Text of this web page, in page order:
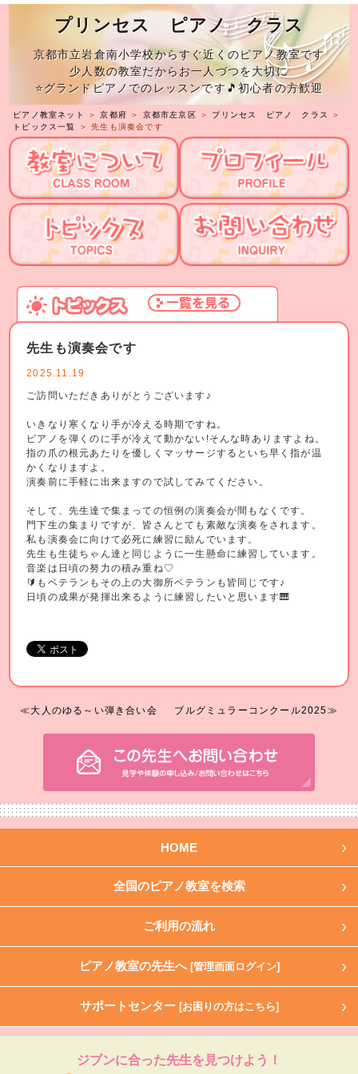
プリンセス ピアノ クラス
京都市立岩倉南小学校からすぐ近くのピアノ教室です
少人数の教室だからお一人づつを大切に
⭐グランドピアノでのレッスンです🎵初心者の方歓迎
ピアノ教室ネット ＞京都府 ＞ 京都市左京区 ＞ プリンセス ピアノ クラス
＞
トピックス一覧
＞ 先生も演奏会です
先生も演奏会です
2025.11.19
ご訪問いただきありがとうございます♪
いきなり寒くなり手が冷える時期ですね。
ピアノを弾くのに手が冷えて動かない!そんな時ありますよね。
指の爪の根元あたりを優しくマッサージするといち早く指が温
かくなりますよ。
演奏前に手軽に出来ますので試してみてください。
そして、先生達で集まっての恒例の演奏会が間もなくです。
門下生の集まりですが、皆さんとても素敵な演奏をされます。
私も演奏会に向けて必死に練習に励んでいます。
先生も生徒ちゃん達と同じように一生懸命に練習しています。
音楽は日頃の努力の積み重ね♡
🔰もベテランもその上の大御所ベテランも皆同じです♪
日頃の成果が発揮出来るように練習したいと思います🎹
≪大人のゆる～い弾き合い会 ブルグミュラーコンクール2025≫
HOME
全国のピアノ教室を検索
ご利用の流れ
ピアノ教室の先生へ [管理画面ログイン]
サポートセンター [お困りの方はこちら]
ジブンに合った先生を見つけよう！